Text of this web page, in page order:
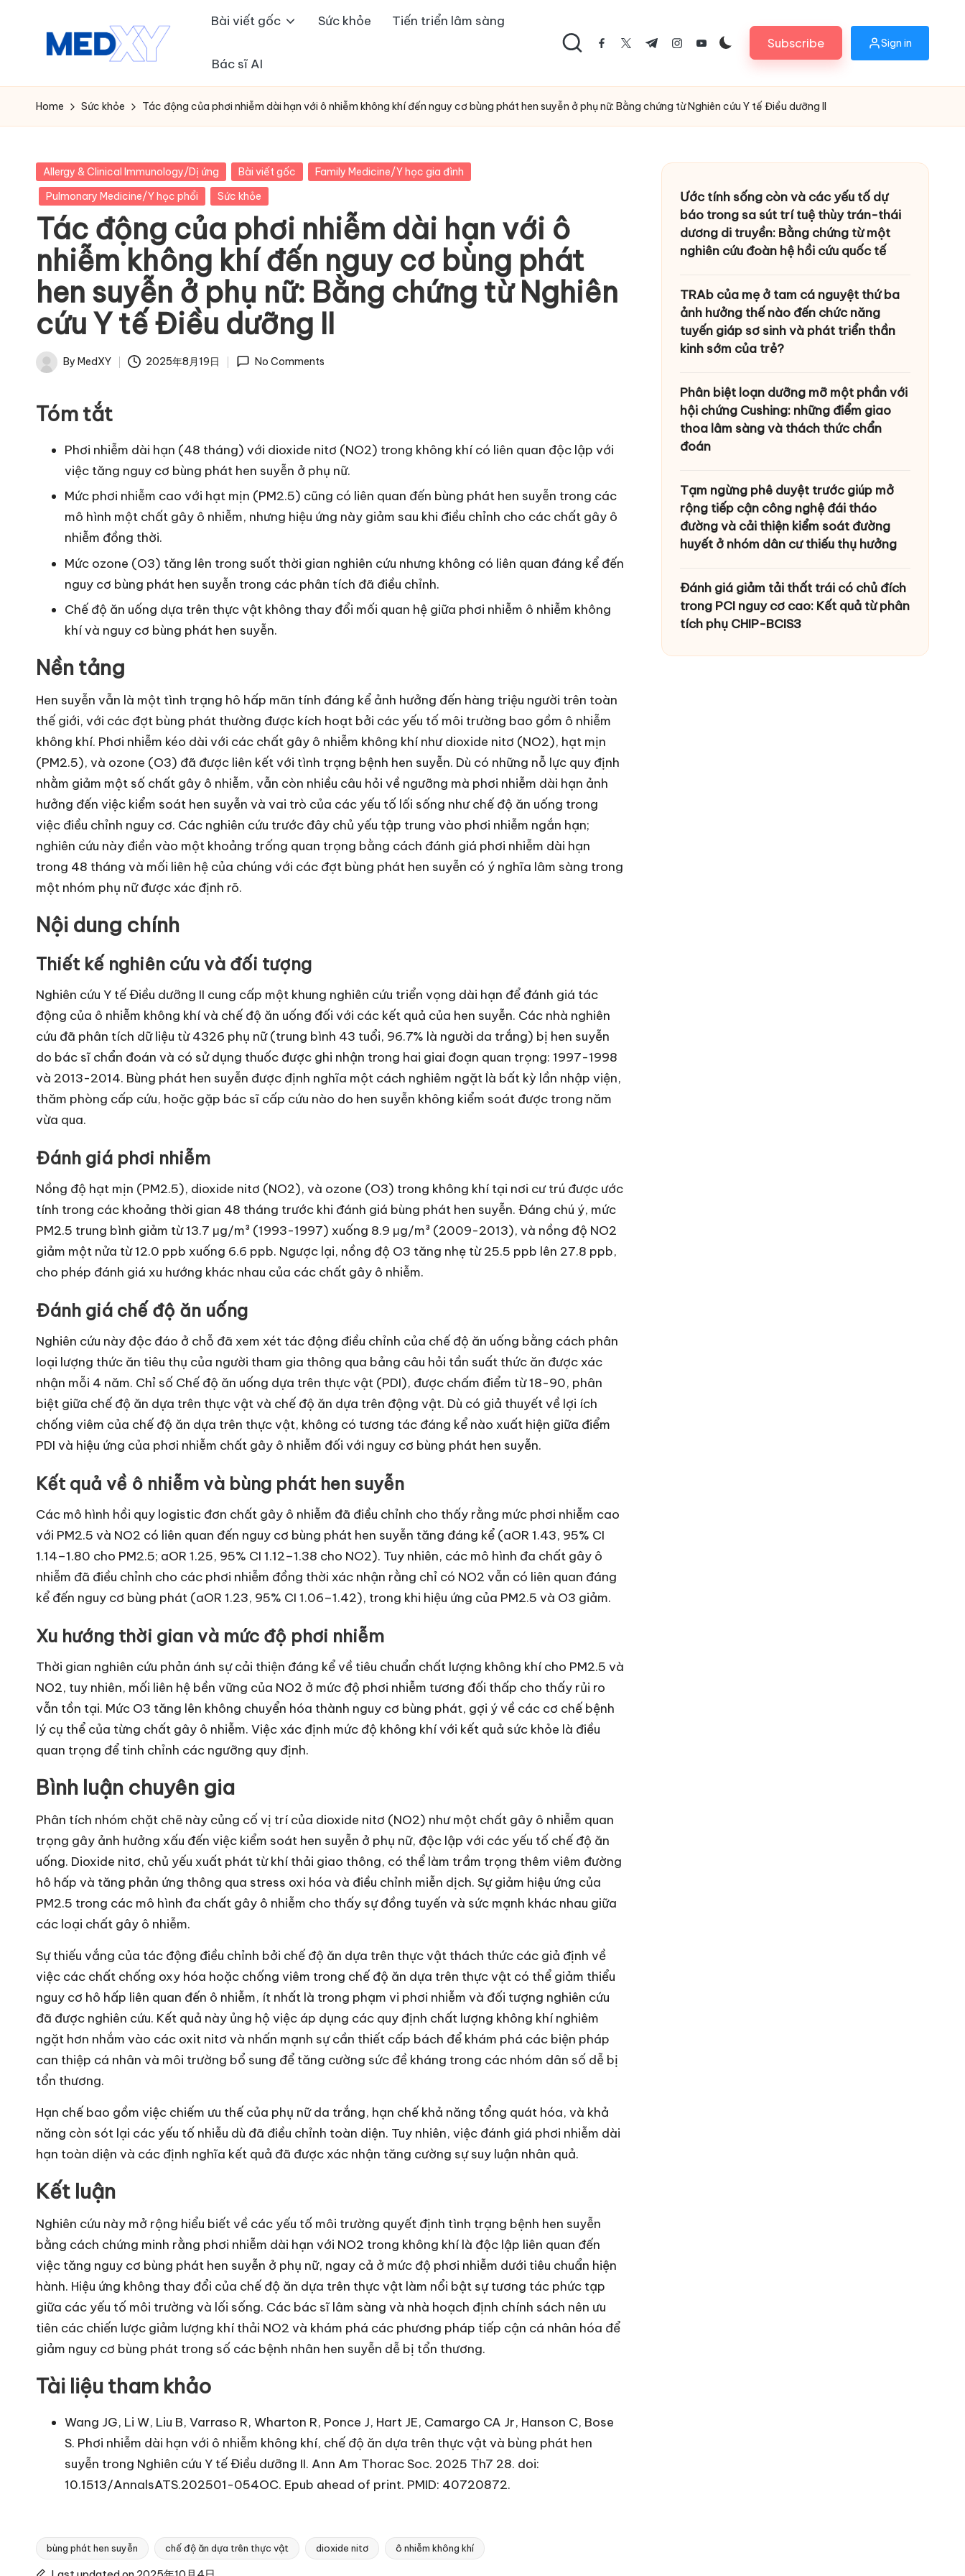
M
e
x
y
A
I
Bài viết gốc Sức khỏe Tiến triển lâm sàng
Bác sĩ AI
facebook.com
twitter.com
t.me instagram.com
youtube.comSubscribe Sign in
Home Sức khỏe Tác động của phơi nhiễm dài hạn với ô nhiễm không khí đến nguy cơ bùng phát hen suyễn ở phụ nữ: Bằng chứng từ Nghiên cứu Y tế Điều dưỡng II
Posted
in
Allergy & Clinical Immunology/Dị ứng Bài viết gốc
Family Medicine/Y học gia đình
Pulmonary Medicine/Y học phổi
Sức khỏe
Tác động của phơi nhiễm dài hạn với ô
nhiễm không khí đến nguy cơ bùng phát
hen suyễn ở phụ nữ: Bằng chứng từ Nghiên
cứu Y tế Điều dưỡng II
Posted
By MedXY 2025年8月19日 No Comments
Tóm tắt
Phơi nhiễm dài hạn (48 tháng) với dioxide nitơ (NO2) trong không khí có liên quan độc lập với
việc tăng nguy cơ bùng phát hen suyễn ở phụ nữ.
Mức phơi nhiễm cao với hạt mịn (PM2.5) cũng có liên quan đến bùng phát hen suyễn trong các
mô hình một chất gây ô nhiễm, nhưng hiệu ứng này giảm sau khi điều chỉnh cho các chất gây ô
nhiễm đồng thời.
Mức ozone (O3) tăng lên trong suốt thời gian nghiên cứu nhưng không có liên quan đáng kể đến
nguy cơ bùng phát hen suyễn trong các phân tích đã điều chỉnh.
Chế độ ăn uống dựa trên thực vật không thay đổi mối quan hệ giữa phơi nhiễm ô nhiễm không
khí và nguy cơ bùng phát hen suyễn.
Nền tảng
Hen suyễn vẫn là một tình trạng hô hấp mãn tính đáng kể ảnh hưởng đến hàng triệu người trên toàn
thế giới, với các đợt bùng phát thường được kích hoạt bởi các yếu tố môi trường bao gồm ô nhiễm
không khí. Phơi nhiễm kéo dài với các chất gây ô nhiễm không khí như dioxide nitơ (NO2), hạt mịn
(PM2.5), và ozone (O3) đã được liên kết với tình trạng bệnh hen suyễn. Dù có những nỗ lực quy định
nhằm giảm một số chất gây ô nhiễm, vẫn còn nhiều câu hỏi về ngưỡng mà phơi nhiễm dài hạn ảnh
hưởng đến việc kiểm soát hen suyễn và vai trò của các yếu tố lối sống như chế độ ăn uống trong
việc điều chỉnh nguy cơ. Các nghiên cứu trước đây chủ yếu tập trung vào phơi nhiễm ngắn hạn;
nghiên cứu này điền vào một khoảng trống quan trọng bằng cách đánh giá phơi nhiễm dài hạn
trong 48 tháng và mối liên hệ của chúng với các đợt bùng phát hen suyễn có ý nghĩa lâm sàng trong
một nhóm phụ nữ được xác định rõ.
Nội dung chính
Thiết kế nghiên cứu và đối tượng
Nghiên cứu Y tế Điều dưỡng II cung cấp một khung nghiên cứu triển vọng dài hạn để đánh giá tác
động của ô nhiễm không khí và chế độ ăn uống đối với các kết quả của hen suyễn. Các nhà nghiên
cứu đã phân tích dữ liệu từ 4326 phụ nữ (trung bình 43 tuổi, 96.7% là người da trắng) bị hen suyễn
do bác sĩ chẩn đoán và có sử dụng thuốc được ghi nhận trong hai giai đoạn quan trọng: 1997-1998
và 2013-2014. Bùng phát hen suyễn được định nghĩa một cách nghiêm ngặt là bất kỳ lần nhập viện,
thăm phòng cấp cứu, hoặc gặp bác sĩ cấp cứu nào do hen suyễn không kiểm soát được trong năm
vừa qua.
Đánh giá phơi nhiễm
Nồng độ hạt mịn (PM2.5), dioxide nitơ (NO2), và ozone (O3) trong không khí tại nơi cư trú được ước
tính trong các khoảng thời gian 48 tháng trước khi đánh giá bùng phát hen suyễn. Đáng chú ý, mức
PM2.5 trung bình giảm từ 13.7 μg/m³ (1993-1997) xuống 8.9 μg/m³ (2009-2013), và nồng độ NO2
giảm một nửa từ 12.0 ppb xuống 6.6 ppb. Ngược lại, nồng độ O3 tăng nhẹ từ 25.5 ppb lên 27.8 ppb,
cho phép đánh giá xu hướng khác nhau của các chất gây ô nhiễm.
Đánh giá chế độ ăn uống
Nghiên cứu này độc đáo ở chỗ đã xem xét tác động điều chỉnh của chế độ ăn uống bằng cách phân
loại lượng thức ăn tiêu thụ của người tham gia thông qua bảng câu hỏi tần suất thức ăn được xác
nhận mỗi 4 năm. Chỉ số Chế độ ăn uống dựa trên thực vật (PDI), được chấm điểm từ 18-90, phân
biệt giữa chế độ ăn dựa trên thực vật và chế độ ăn dựa trên động vật. Dù có giả thuyết về lợi ích
chống viêm của chế độ ăn dựa trên thực vật, không có tương tác đáng kể nào xuất hiện giữa điểm
PDI và hiệu ứng của phơi nhiễm chất gây ô nhiễm đối với nguy cơ bùng phát hen suyễn.
Kết quả về ô nhiễm và bùng phát hen suyễn
Các mô hình hồi quy logistic đơn chất gây ô nhiễm đã điều chỉnh cho thấy rằng mức phơi nhiễm cao
với PM2.5 và NO2 có liên quan đến nguy cơ bùng phát hen suyễn tăng đáng kể (aOR 1.43, 95% CI
1.14–1.80 cho PM2.5; aOR 1.25, 95% CI 1.12–1.38 cho NO2). Tuy nhiên, các mô hình đa chất gây ô
nhiễm đã điều chỉnh cho các phơi nhiễm đồng thời xác nhận rằng chỉ có NO2 vẫn có liên quan đáng
kể đến nguy cơ bùng phát (aOR 1.23, 95% CI 1.06–1.42), trong khi hiệu ứng của PM2.5 và O3 giảm.
Xu hướng thời gian và mức độ phơi nhiễm
Thời gian nghiên cứu phản ánh sự cải thiện đáng kể về tiêu chuẩn chất lượng không khí cho PM2.5 và
NO2, tuy nhiên, mối liên hệ bền vững của NO2 ở mức độ phơi nhiễm tương đối thấp cho thấy rủi ro
vẫn tồn tại. Mức O3 tăng lên không chuyển hóa thành nguy cơ bùng phát, gợi ý về các cơ chế bệnh
lý cụ thể của từng chất gây ô nhiễm. Việc xác định mức độ không khí với kết quả sức khỏe là điều
quan trọng để tinh chỉnh các ngưỡng quy định.
Bình luận chuyên gia
Phân tích nhóm chặt chẽ này củng cố vị trí của dioxide nitơ (NO2) như một chất gây ô nhiễm quan
trọng gây ảnh hưởng xấu đến việc kiểm soát hen suyễn ở phụ nữ, độc lập với các yếu tố chế độ ăn
uống. Dioxide nitơ, chủ yếu xuất phát từ khí thải giao thông, có thể làm trầm trọng thêm viêm đường
hô hấp và tăng phản ứng thông qua stress oxi hóa và điều chỉnh miễn dịch. Sự giảm hiệu ứng của
PM2.5 trong các mô hình đa chất gây ô nhiễm cho thấy sự đồng tuyến và sức mạnh khác nhau giữa
các loại chất gây ô nhiễm.
Sự thiếu vắng của tác động điều chỉnh bởi chế độ ăn dựa trên thực vật thách thức các giả định về
việc các chất chống oxy hóa hoặc chống viêm trong chế độ ăn dựa trên thực vật có thể giảm thiểu
nguy cơ hô hấp liên quan đến ô nhiễm, ít nhất là trong phạm vi phơi nhiễm và đối tượng nghiên cứu
đã được nghiên cứu. Kết quả này ủng hộ việc áp dụng các quy định chất lượng không khí nghiêm
ngặt hơn nhắm vào các oxit nitơ và nhấn mạnh sự cần thiết cấp bách để khám phá các biện pháp
can thiệp cá nhân và môi trường bổ sung để tăng cường sức đề kháng trong các nhóm dân số dễ bị
tổn thương.
Hạn chế bao gồm việc chiếm ưu thế của phụ nữ da trắng, hạn chế khả năng tổng quát hóa, và khả
năng còn sót lại các yếu tố nhiễu dù đã điều chỉnh toàn diện. Tuy nhiên, việc đánh giá phơi nhiễm dài
hạn toàn diện và các định nghĩa kết quả đã được xác nhận tăng cường sự suy luận nhân quả.
Kết luận
Nghiên cứu này mở rộng hiểu biết về các yếu tố môi trường quyết định tình trạng bệnh hen suyễn
bằng cách chứng minh rằng phơi nhiễm dài hạn với NO2 trong không khí là độc lập liên quan đến
việc tăng nguy cơ bùng phát hen suyễn ở phụ nữ, ngay cả ở mức độ phơi nhiễm dưới tiêu chuẩn hiện
hành. Hiệu ứng không thay đổi của chế độ ăn dựa trên thực vật làm nổi bật sự tương tác phức tạp
giữa các yếu tố môi trường và lối sống. Các bác sĩ lâm sàng và nhà hoạch định chính sách nên ưu
tiên các chiến lược giảm lượng khí thải NO2 và khám phá các phương pháp tiếp cận cá nhân hóa để
giảm nguy cơ bùng phát trong số các bệnh nhân hen suyễn dễ bị tổn thương.
Tài liệu tham khảo
Wang JG, Li W, Liu B, Varraso R, Wharton R, Ponce J, Hart JE, Camargo CA Jr, Hanson C, Bose
S. Phơi nhiễm dài hạn với ô nhiễm không khí, chế độ ăn dựa trên thực vật và bùng phát hen
suyễn trong Nghiên cứu Y tế Điều dưỡng II. Ann Am Thorac Soc. 2025 Th7 28. doi:
10.1513/AnnalsATS.202501-054OC. Epub ahead of print. PMID: 40720872.
Tags:
bùng phát hen suyễn chế độ ăn dựa trên thực vật dioxide nitơ ô nhiễm không khí
Ước tính sống còn và các yếu tố dự
báo trong sa sút trí tuệ thùy trán-thái
dương di truyền: Bằng chứng từ một
nghiên cứu đoàn hệ hồi cứu quốc tế
TRAb của mẹ ở tam cá nguyệt thứ ba
ảnh hưởng thế nào đến chức năng
tuyến giáp sơ sinh và phát triển thần
kinh sớm của trẻ?
Phân biệt loạn dưỡng mỡ một phần với
hội chứng Cushing: những điểm giao
thoa lâm sàng và thách thức chẩn
đoán
Tạm ngừng phê duyệt trước giúp mở
rộng tiếp cận công nghệ đái tháo
đường và cải thiện kiểm soát đường
huyết ở nhóm dân cư thiếu thụ hưởng
Đánh giá giảm tải thất trái có chủ đích
trong PCI nguy cơ cao: Kết quả từ phân
tích phụ CHIP-BCIS3